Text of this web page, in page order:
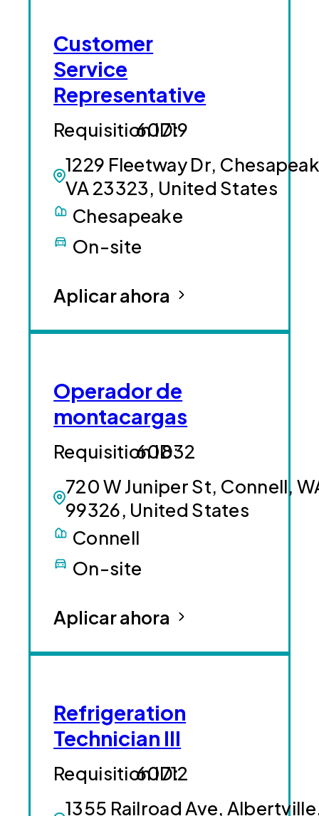
Customer
Service
Representative
1229 Fleetway Dr,
VA 23323, United States
60719
Chesapeake
On-site
Aplicar ahora
Operador de
montacargas
720 W Juniper St, Connell,
99326, United States
60832
Connell
On-site
Aplicar ahora
Refrigeration
Technician III
1355 Railroad Ave,
60712